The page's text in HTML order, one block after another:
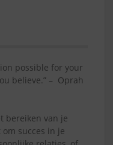
possible for your
believe.” – Oprah
bereiken van je
succes in je